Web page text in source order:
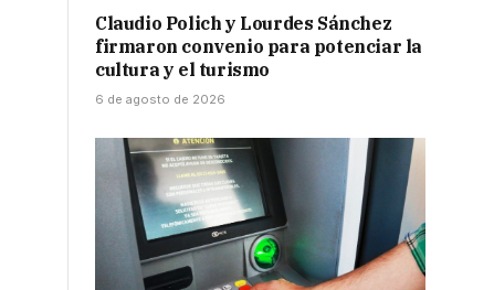
Claudio Polich y Lourdes Sánchez
firmaron convenio para potenciar la
cultura y el turismo
6 de agosto de 2026